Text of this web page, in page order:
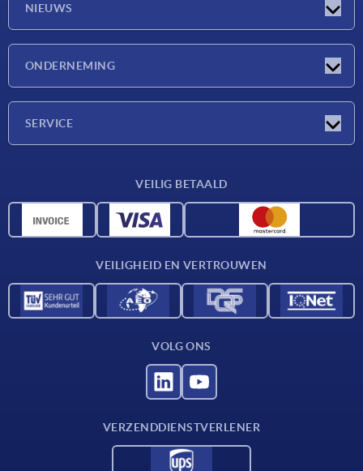
NIEUWS
ONDERNEMING
SERVICE
CAD-gegevens
VEILIG BETAALD
VEILIGHEID EN VERTROUWEN
VOLG ONS
VERZENDDIENSTVERLENER